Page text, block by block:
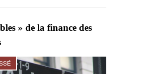
» de la finance des